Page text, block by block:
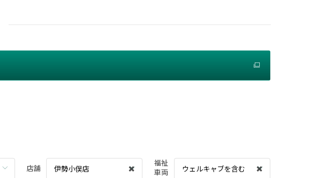
店舗 伊勢小俣店
福祉
車両
ウェルキャブを含む